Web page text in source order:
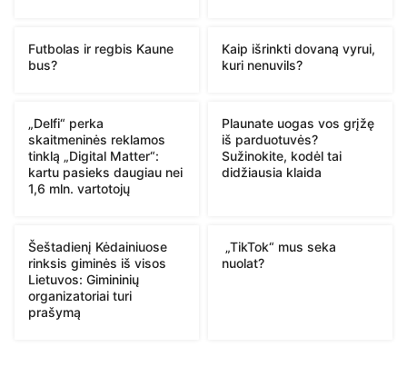
Futbolas ir regbis Kaune
bus?
Kaip išrinkti dovaną vyrui,
kuri nenuvils?
„Delfi“ perka
skaitmeninės reklamos
tinklą „Digital Matter“:
kartu pasieks daugiau nei
1,6 mln. vartotojų
Plaunate uogas vos grįžę
iš parduotuvės?
Sužinokite, kodėl tai
didžiausia klaida
Šeštadienį Kėdainiuose
rinksis giminės iš visos
Lietuvos: Gimininių
organizatoriai turi
prašymą
„TikTok“ mus seka
nuolat?